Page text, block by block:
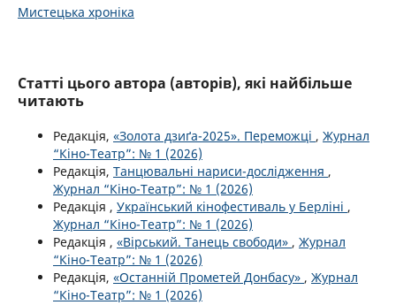
Мистецька хроніка
Статті цього автора (авторів), які найбільше
читають
Редакція, «Золота дзиґа-2025». Переможці , Журнал
“Кіно-Театр”: № 1 (2026)
Редакція, Танцювальні нариси-дослідження ,
Журнал “Кіно-Театр”: № 1 (2026)
Редакція , Український кінофестиваль у Берліні ,
Журнал “Кіно-Театр”: № 1 (2026)
Редакція , «Вірський. Танець свободи» , Журнал
“Кіно-Театр”: № 1 (2026)
Редакція, «Останній Прометей Донбасу» , Журнал
“Кіно-Театр”: № 1 (2026)